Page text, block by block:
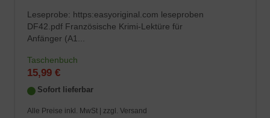
Leseprobe: https:easyoriginal.com leseproben
DF42.pdf Französische Krimi-Lektüre für
Anfänger (A1...
Taschenbuch
15,99 €
Sofort lieferbar
Alle Preise inkl. MwSt | zzgl. Versand